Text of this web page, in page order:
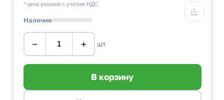
* цена указана с учетом НДС.
Наличие
− + шт